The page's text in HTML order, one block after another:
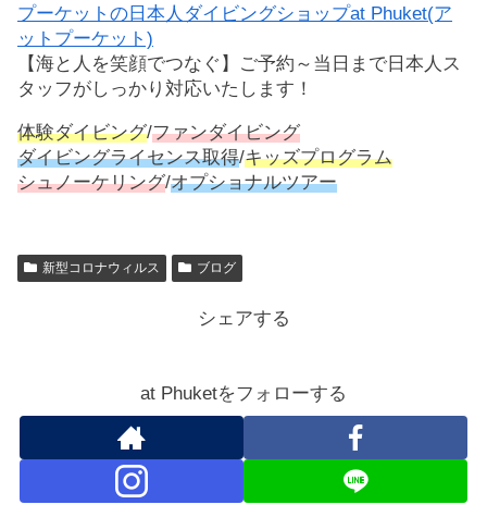
プーケットの日本人ダイビングショップat Phuket(ア
ットプーケット)
【海と人を笑顔でつなぐ】ご予約～当日まで日本人ス
タッフがしっかり対応いたします！
体験ダイビング/ファンダイビング
ダイビングライセンス取得/キッズプログラム
シュノーケリング/オプショナルツアー
新型コロナウィルス ブログ
シェアする
at Phuketをフォローする